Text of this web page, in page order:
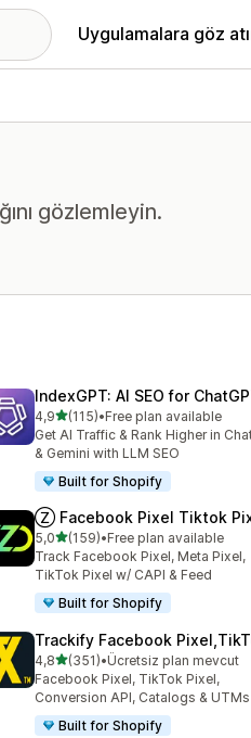
Uygulamalara göz
gözlemleyin.
IndexGPT: AI SEO for
4,95 yıldız üzerinden
(115)
toplam 115 değerlendirme
•Free plan available
Get AI Traffic & Rank Higher in
& Gemini with LLM SEO
Built for Shopify
Ⓩ Facebook Pixel Tiktok
5,05 yıldız üzerinden
(159)
toplam 159 değerlendirme
•Free plan available
Track Facebook Pixel, Meta Pixel,
TikTok Pixel w/ CAPI & Feed
Built for Shopify
Trackify Facebook
4,85 yıldız üzerinden
(351)
toplam 351 değerlendirme
•Ücretsiz plan mevcut
Facebook Pixel, TikTok Pixel,
Conversion API, Catalogs & UTMs
Built for Shopify